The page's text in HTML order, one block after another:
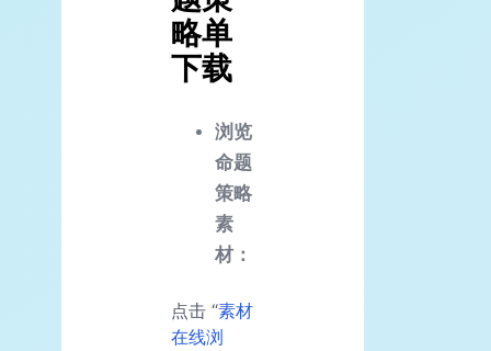
略单
下载
浏览
命题
策略
素
材：
点击 “素材
在线浏